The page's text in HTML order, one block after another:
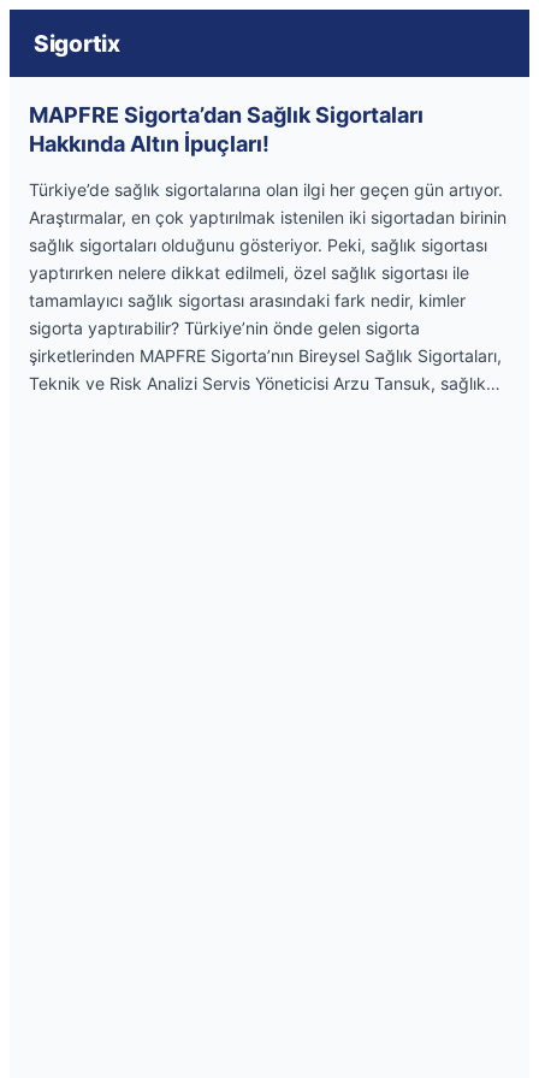
Sigortix
MAPFRE Sigorta’dan Sağlık Sigortaları
Hakkında Altın İpuçları!
Türkiye’de sağlık sigortalarına olan ilgi her geçen gün artıyor.
Araştırmalar, en çok yaptırılmak istenilen iki sigortadan birinin
sağlık sigortaları olduğunu gösteriyor. Peki, sağlık sigortası
yaptırırken nelere dikkat edilmeli, özel sağlık sigortası ile
tamamlayıcı sağlık sigortası arasındaki fark nedir, kimler
sigorta yaptırabilir? Türkiye’nin önde gelen sigorta
şirketlerinden MAPFRE Sigorta’nın Bireysel Sağlık Sigortaları,
Teknik ve Risk Analizi Servis Yöneticisi Arzu Tansuk, sağlık…